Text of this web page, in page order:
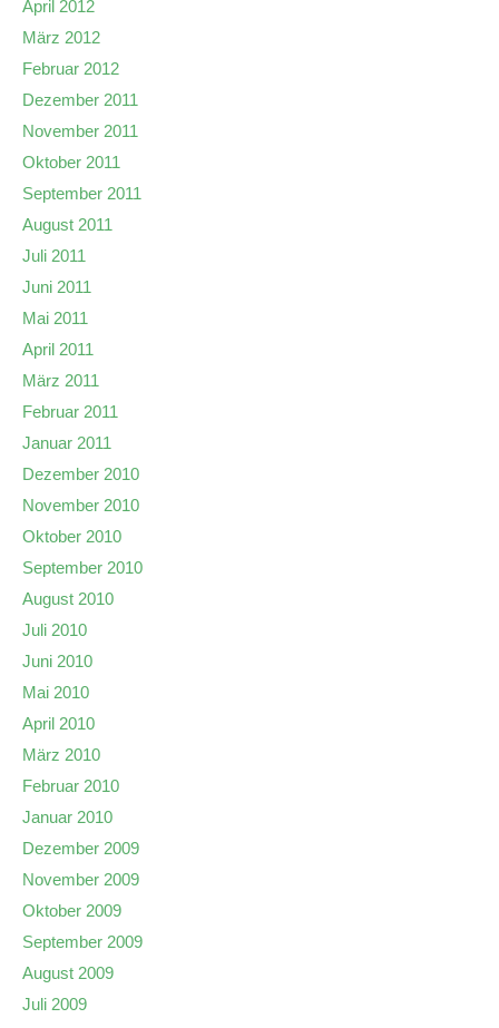
April 2012
März 2012
Februar 2012
Dezember 2011
November 2011
Oktober 2011
September 2011
August 2011
Juli 2011
Juni 2011
Mai 2011
April 2011
März 2011
Februar 2011
Januar 2011
Dezember 2010
November 2010
Oktober 2010
September 2010
August 2010
Juli 2010
Juni 2010
Mai 2010
April 2010
März 2010
Februar 2010
Januar 2010
Dezember 2009
November 2009
Oktober 2009
September 2009
August 2009
Juli 2009